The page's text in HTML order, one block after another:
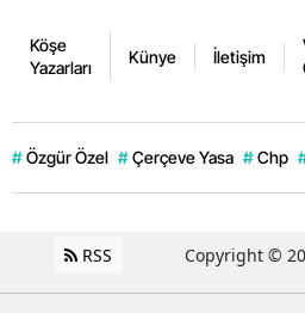
Köşe
Yazarları
Künye İletişim
# Özgür Özel # Çerçeve Yasa # Chp
RSS Copyright ©